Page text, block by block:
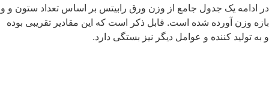
ادامه یک جدول جامع از وزن ورق رابیتس بر اساس تعداد ستون و و
وزن آورده شده است. قابل ذکر است که این مقادیر تقریبی بوده
به تولید کننده و عوامل دیگر نیز بستگی دارد.